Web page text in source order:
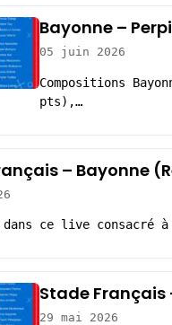
Bayonne –
05 juin 2026
Compositions
pts),…
– Bayonne
dans ce live consacré
Stade Français
29 mai 2026